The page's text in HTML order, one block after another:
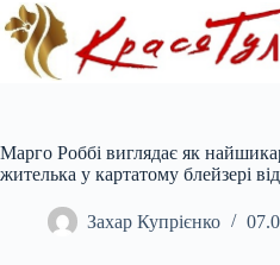
Перейти
до
вмісту
Марго Роббі виглядає як
жителька у картатому блейзері
Захар Купрієнко